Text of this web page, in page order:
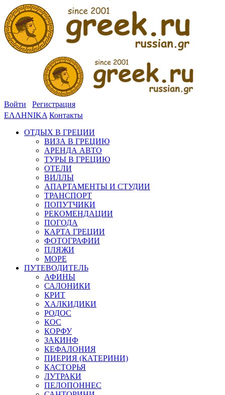
Войти
Регистрация
ΕΛΛΗΝΙΚΑ Контакты
ОТДЫХ В ГРЕЦИИ
ВИЗА В ГРЕЦИЮ
АРЕНДА АВТО
ТУРЫ В ГРЕЦИЮ
ОТЕЛИ
ВИЛЛЫ
АПАРТАМЕНТЫ И СТУДИИ
ТРАНСПОРТ
ПОПУТЧИКИ
РЕКОМЕНДАЦИИ
ПОГОДА
КАРТА ГРЕЦИИ
ФОТОГРАФИИ
ПЛЯЖИ
МОРЕ
ПУТЕВОДИТЕЛЬ
АФИНЫ
САЛОНИКИ
КРИТ
ХАЛКИДИКИ
РОДОС
КОС
КОРФУ
ЗАКИНФ
КЕФАЛОНИЯ
ПИЕРИЯ (КАТЕРИНИ)
КАСТОРЬЯ
ЛУТРАКИ
ПЕЛОПОННЕС